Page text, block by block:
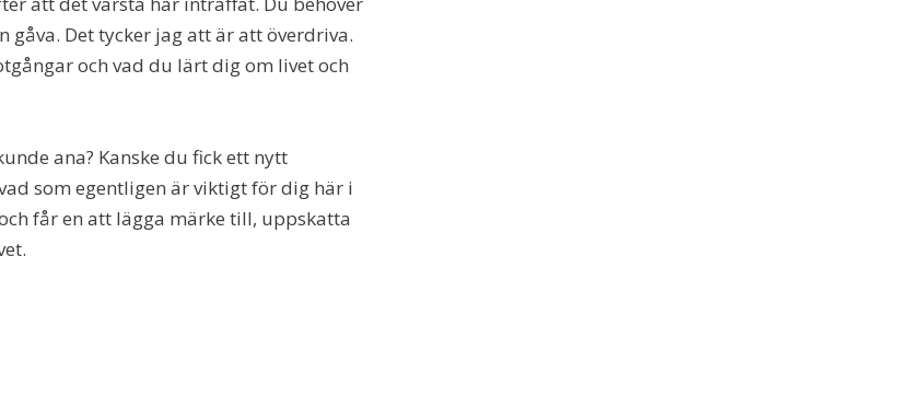
gåva. Det tycker jag att är att överdriva.
och vad du lärt dig om livet och
ana? Kanske du fick ett nytt
som egentligen är viktigt för dig här i
får en att lägga märke till, uppskatta